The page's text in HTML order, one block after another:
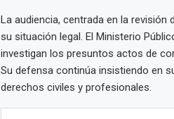
La audiencia, centrada en la
su situación legal. El Ministerio
investigan los presuntos actos de
Su defensa continúa insistiendo en
derechos civiles y profesionales.